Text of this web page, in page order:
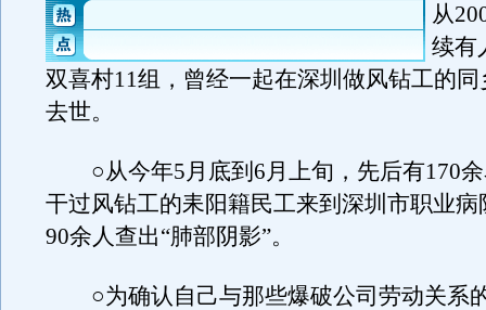
从
续有
双喜村11组，曾经一起在深圳做风钻工的同
去世。
○从今年5月底到6月上旬，先后有170余
干过风钻工的耒阳籍民工来到深圳市职业病
90余人查出“肺部阴影”。
○为确认自己与那些爆破公司劳动关系